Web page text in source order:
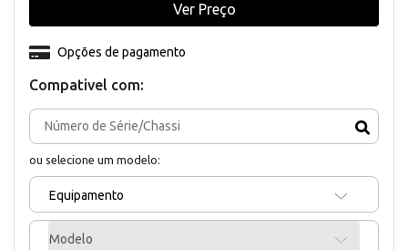
Compativel com:
ou selecione um modelo:
Equipamento
Modelo
Opções de pagamento
Ver Preço